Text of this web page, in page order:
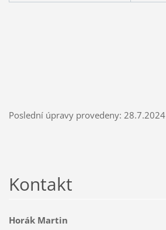
Poslední úpravy provedeny: 28.7.2024
Kontakt
Horák Martin